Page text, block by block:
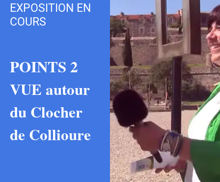
EXPOSITION EN
COURS
POINTS 2
VUE autour
du Clocher
de Collioure